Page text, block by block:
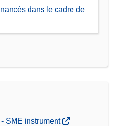
dans le cadre de
SME instrument